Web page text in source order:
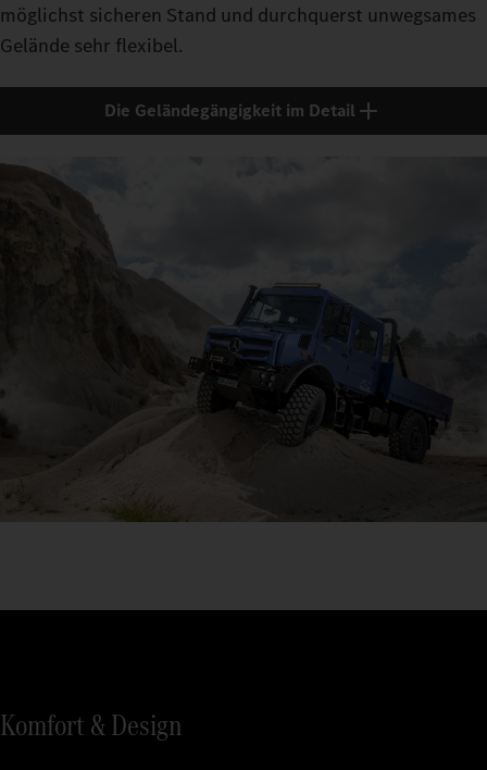
möglichst sicheren Stand und durchquerst unwegsames
Gelände sehr flexibel.
Die Geländegängigkeit im Detail
Komfort & Design